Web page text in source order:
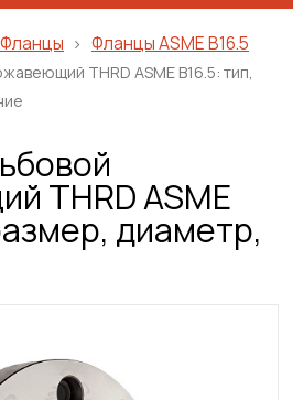
Фланцы Фланцы ASME B16.5
THRD ASME B16.5: тип,
THRD ASME
диаметр,